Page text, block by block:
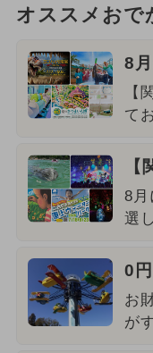
オススメおで
8
【
て
8月
選
0
お
が